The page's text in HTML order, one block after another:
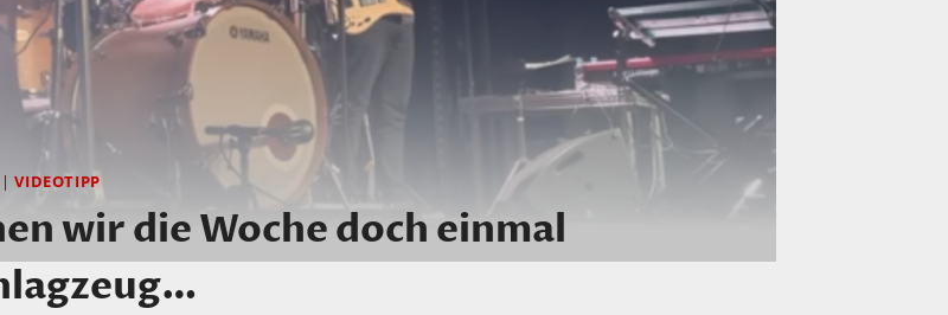
|VIDEOTIPP
wir die Woche doch einmal